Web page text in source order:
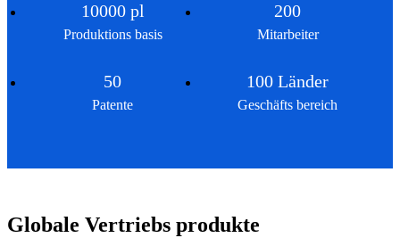
10000 pl
Produktions basis
200
Mitarbeiter
50
Patente
100 Länder
Geschäfts bereich
Globale Vertriebs produkte